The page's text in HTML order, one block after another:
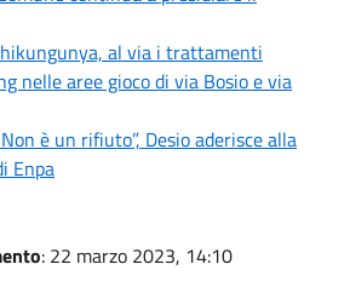
al via i trattamenti
nelle aree gioco di via Bosio e via
è un rifiuto”, Desio aderisce alla
Enpa
: 22 marzo 2023, 14:10